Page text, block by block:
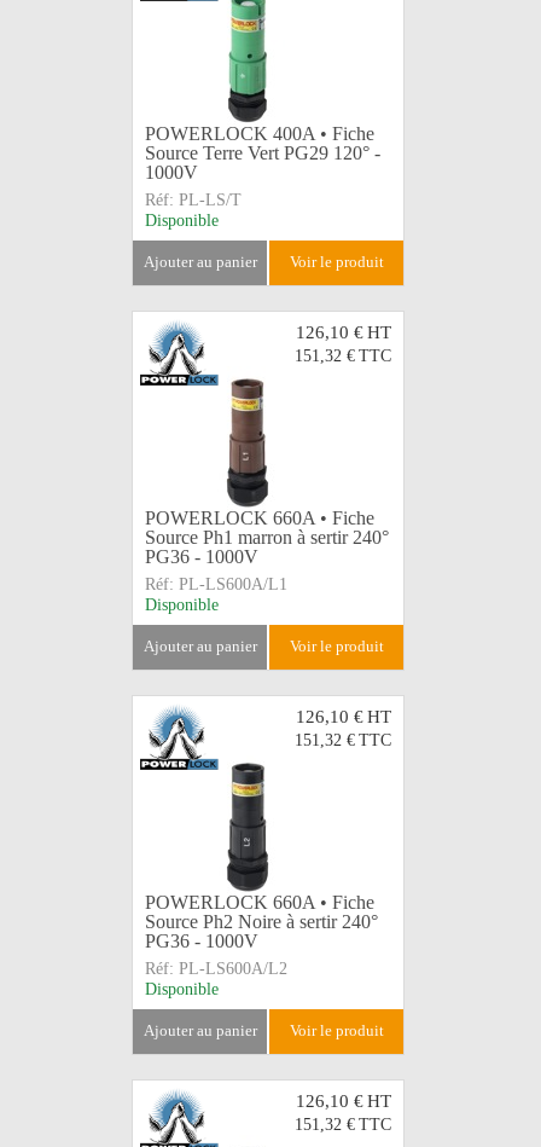
POWERLOCK 400A • Fiche
Source Terre Vert PG29 120° -
1000V
Réf: PL-LS/T
Disponible
ajouter au panier voir le produit
126,10 €HT
151,32 € TTC
POWERLOCK 660A • Fiche
Source Ph1 marron à sertir 240°
PG36 - 1000V
Réf: PL-LS600A/L1
Disponible
ajouter au panier voir le produit
126,10 €HT
151,32 € TTC
POWERLOCK 660A • Fiche
Source Ph2 Noire à sertir 240°
PG36 - 1000V
Réf: PL-LS600A/L2
Disponible
ajouter au panier voir le produit
126,10 €HT
151,32 € TTC